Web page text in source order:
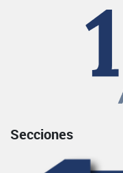
Secciones